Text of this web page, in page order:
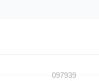
097939